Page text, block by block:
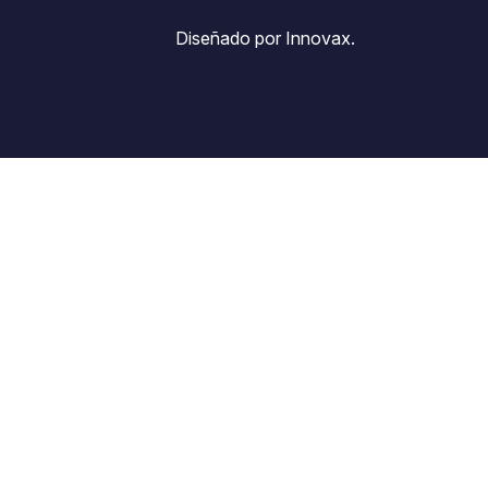
Diseñado por Innovax.